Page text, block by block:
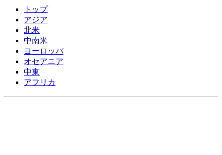
トップ
アジア
北米
中南米
ヨーロッパ
オセアニア
中東
アフリカ